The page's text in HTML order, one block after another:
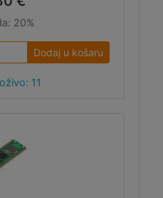
20%
Dodaj u košaru
11